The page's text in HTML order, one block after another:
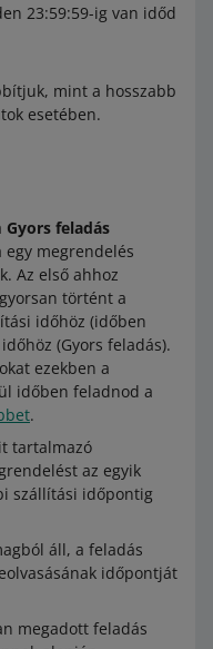
23:59:59-ig van időd
mint a hosszabb
esetében.
Gyors feladás
megrendelés
Az első ahhoz
történt a
időhöz (időben
(Gyors feladás).
ezekben a
időben feladnod a
.
tartalmazó
az egyik
szállítási időpontig
áll, a feladás
időpontját
megadott feladás